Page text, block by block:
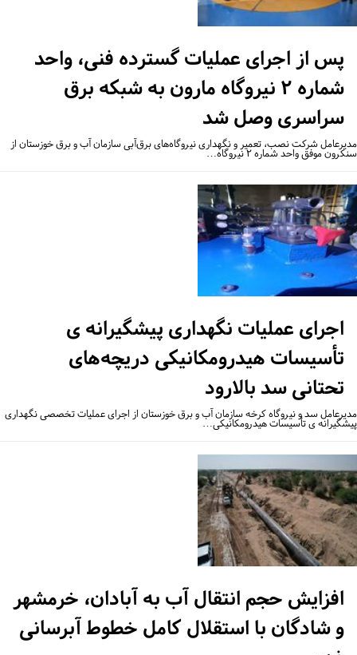
پس از اجرای عملیات گسترده فنی، واحد
شماره ۲ نیروگاه مارون به شبکه برق
سراسری وصل شد
شرکت نصب، تعمیر و نگهداری نیروگاه‌های برق‌آبی سازمان آب و برق خوزستان از
موفق واحد شماره ۲ نیروگاه…
اجرای عملیات نگهداری پیشگیرانه ی
تأسیسات هیدرومکانیکی دریچه‌های
تحتانی سد بالارود
سد و نیروگاه کرخه سازمان آب و برق خوزستان از اجرای عملیات تخصصی نگهداری
ی تأسیسات هیدرومکانیکی…
افزایش حجم انتقال آب به آبادان، خرمشهر
و شادگان با استقلال کامل خطوط آبرسانی